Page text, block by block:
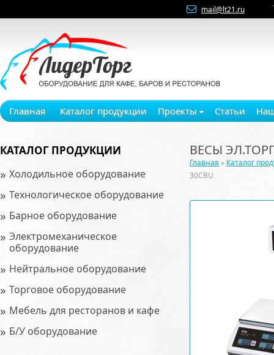
mail@lt21.ru
Главная Каталог продукции Проекты Статьи
КАТАЛОГ ПРОДУКЦИИ
» Холодильное оборудование
» Технологическое оборудование
» Барное оборудование
» Электромеханическое
оборудование
» Нейтральное оборудование
» Торговое оборудование
» Мебель для ресторанов и кафе
» Б/У оборудование
ВЕСЫ
Главная » Каталог
30CBU